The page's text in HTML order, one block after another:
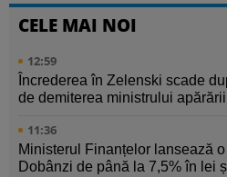
CELE MAI NOI
12:59
Încrederea în Zelenski scade
de demiterea ministrului
11:36
Ministerul Finanțelor lansează
Dobânzi de până la 7,5% în lei